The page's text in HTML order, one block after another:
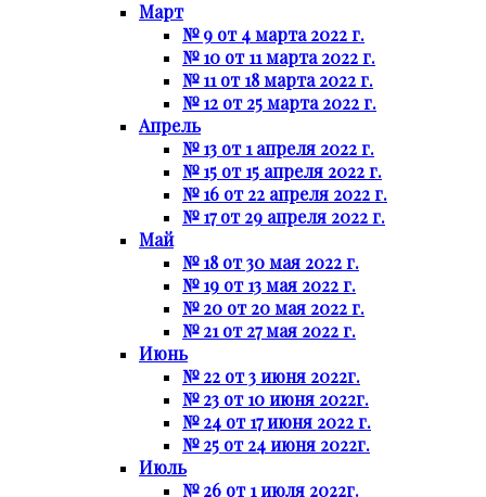
Март
№ 9 от 4 марта 2022 г.
№ 10 от 11 марта 2022 г.
№ 11 от 18 марта 2022 г.
№ 12 от 25 марта 2022 г.
Апрель
№ 13 от 1 апреля 2022 г.
№ 15 от 15 апреля 2022 г.
№ 16 от 22 апреля 2022 г.
№ 17 от 29 апреля 2022 г.
Май
№ 18 от 30 мая 2022 г.
№ 19 от 13 мая 2022 г.
№ 20 от 20 мая 2022 г.
№ 21 от 27 мая 2022 г.
Июнь
№ 22 от 3 июня 2022г.
№ 23 от 10 июня 2022г.
№ 24 от 17 июня 2022 г.
№ 25 от 24 июня 2022г.
Июль
№ 26 от 1 июля 2022г.